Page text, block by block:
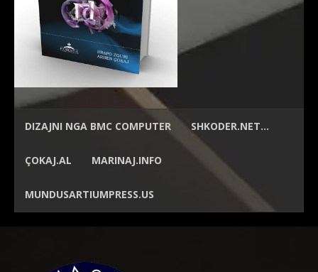
DIZAJNI NGA BMC COMPUTER SHKODER.NET…
ÇOKAJ.AL MARINAJ.INFO
MUNDUSARTIUMPRESS.US